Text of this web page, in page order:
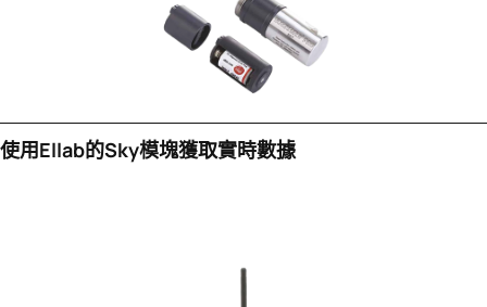
使用Ellab的sky模塊獲取實時數據